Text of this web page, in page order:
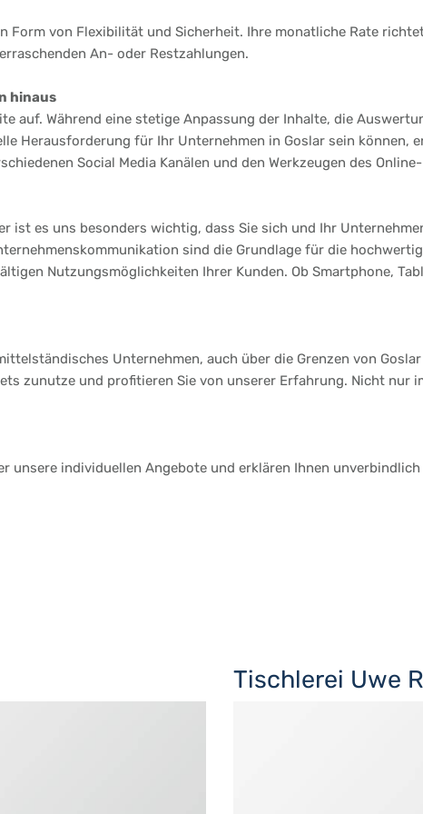
Form von Flexibilität und Sicherheit. Ihre monatliche Rate
An- oder Restzahlungen.
hinaus
auf. Während eine stetige Anpassung der Inhalte, die
Herausforderung für Ihr Unternehmen in Goslar sein
Social Media Kanälen und den Werkzeugen des
ist es uns besonders wichtig, dass Sie sich und Ihr
sind die Grundlage für die
Nutzungsmöglichkeiten Ihrer Kunden. Ob Smartphone,
Unternehmen, auch über die Grenzen von
zunutze und profitieren Sie von unserer Erfahrung. Nicht nur
unsere individuellen Angebote und erklären Ihnen
Tischlerei Uwe